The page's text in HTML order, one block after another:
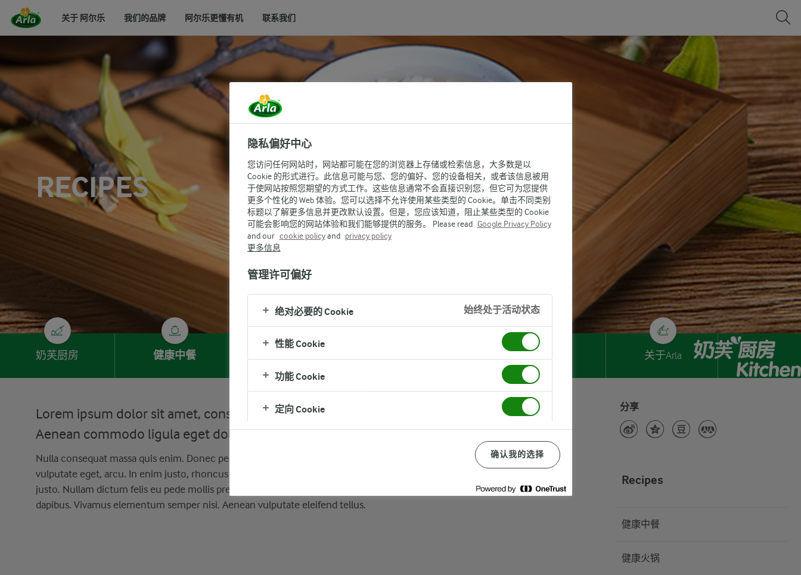
关于 阿尔乐 我们的品牌 阿尔乐更懂有机 联系我们
RECIPES
奶芙厨房 健康中餐 关于Arla
Lorem ipsum dolor sit amet, consectetuer adipiscing elit.
Aenean commodo ligula eget dolor. Aenean massa.
Nulla consequat massa quis enim. Donec pede justo, fringilla vel, aliquet nec,
vulputate eget, arcu. In enim justo, rhoncus ut, imperdiet a, venenatis vitae,
justo. Nullam dictum felis eu pede mollis pretium. Integer tincidunt. Cras
dapibus. Vivamus elementum semper nisi. Aenean vulputate eleifend tellus.
分享
Recipes
健康中餐
健康火锅
隐私偏好中心
您访问任何网站时，网站都可能在您的浏览器上存储或检索信息，大多数是以
Cookie 的形式进行。此信息可能与您、您的偏好、您的设备相关，或者该信息被用
于使网站按照您期望的方式工作。这些信息通常不会直接识别您，但它可为您提供
更多个性化的 Web 体验。您可以选择不允许使用某些类型的 Cookie。单击不同类别
标题以了解更多信息并更改默认设置。但是，您应该知道，阻止某些类型的 Cookie
可能会影响您的网站体验和我们能够提供的服务。 Please read Google Privacy Policy
and our cookie policyand privacy policy
更多信息
管理许可偏好
绝对必要的 Cookie 始终处于活动状态
性能 Cookie
功能 Cookie
定向 Cookie
确认我的选择